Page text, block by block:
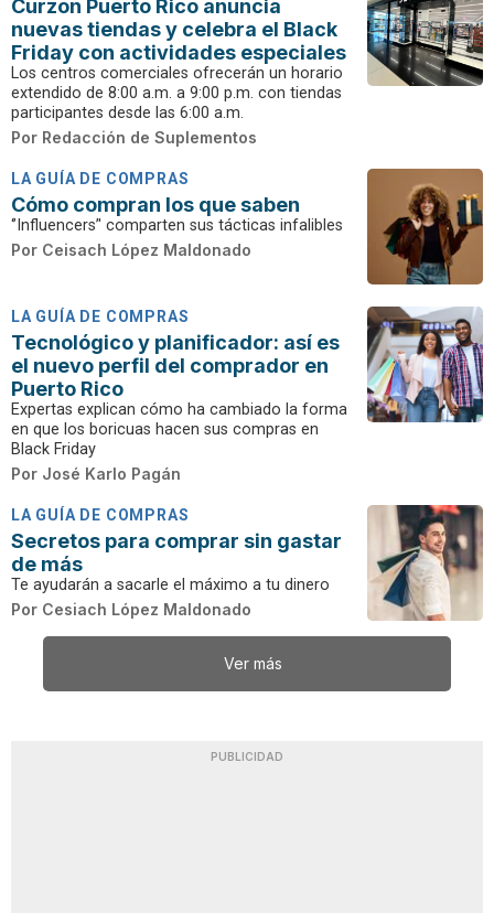
Curzon Puerto Rico anuncia
nuevas tiendas y celebra el Black
Friday con actividades especiales
Los centros comerciales ofrecerán un horario
extendido de 8:00 a.m. a 9:00 p.m. con tiendas
participantes desde las 6:00 a.m.
Por Redacción de Suplementos
LA GUÍA DE COMPRAS
Cómo compran los que saben
‘’Influencers’' comparten sus tácticas infalibles
Por Ceisach López Maldonado
LA GUÍA DE COMPRAS
Tecnológico y planificador: así es
el nuevo perfil del comprador en
Puerto Rico
Expertas explican cómo ha cambiado la forma
en que los boricuas hacen sus compras en
Black Friday
Por José Karlo Pagán
LA GUÍA DE COMPRAS
Secretos para comprar sin gastar
de más
Te ayudarán a sacarle el máximo a tu dinero
Por Cesiach López Maldonado
Ver más
PUBLICIDAD